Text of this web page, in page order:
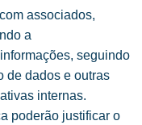
associados,
a
seguindo
de dados e outras
internas.
poderão justificar o